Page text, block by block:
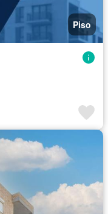
Piso